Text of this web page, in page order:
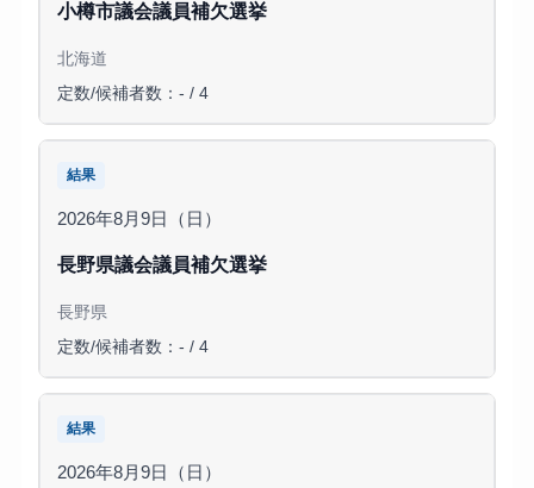
小樽市議会議員補欠選挙
北海道
定数/候補者数：- / 4
結果
2026年8月9日（日）
長野県議会議員補欠選挙
長野県
定数/候補者数：- / 4
結果
2026年8月9日（日）